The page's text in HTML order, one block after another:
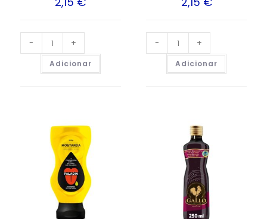
- +
Adicionar
- +
Adicionar